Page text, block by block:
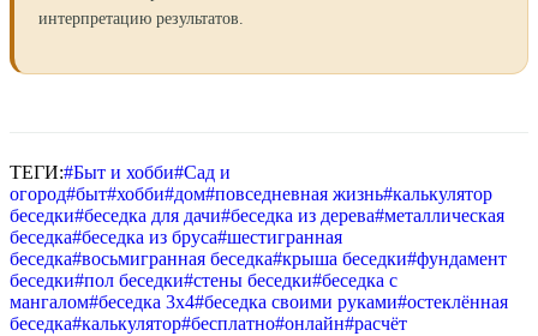
интерпретацию результатов.
ТЕГИ:#Быт и хобби#Сад и
огород#быт#хобби#дом#повседневная жизнь#калькулятор
беседки#беседка для дачи#беседка из дерева#металлическая
беседка#беседка из бруса#шестигранная
беседка#восьмигранная беседка#крыша беседки#фундамент
беседки#пол беседки#стены беседки#беседка с
мангалом#беседка 3x4#беседка своими руками#остеклённая
беседка#калькулятор#бесплатно#онлайн#расчёт